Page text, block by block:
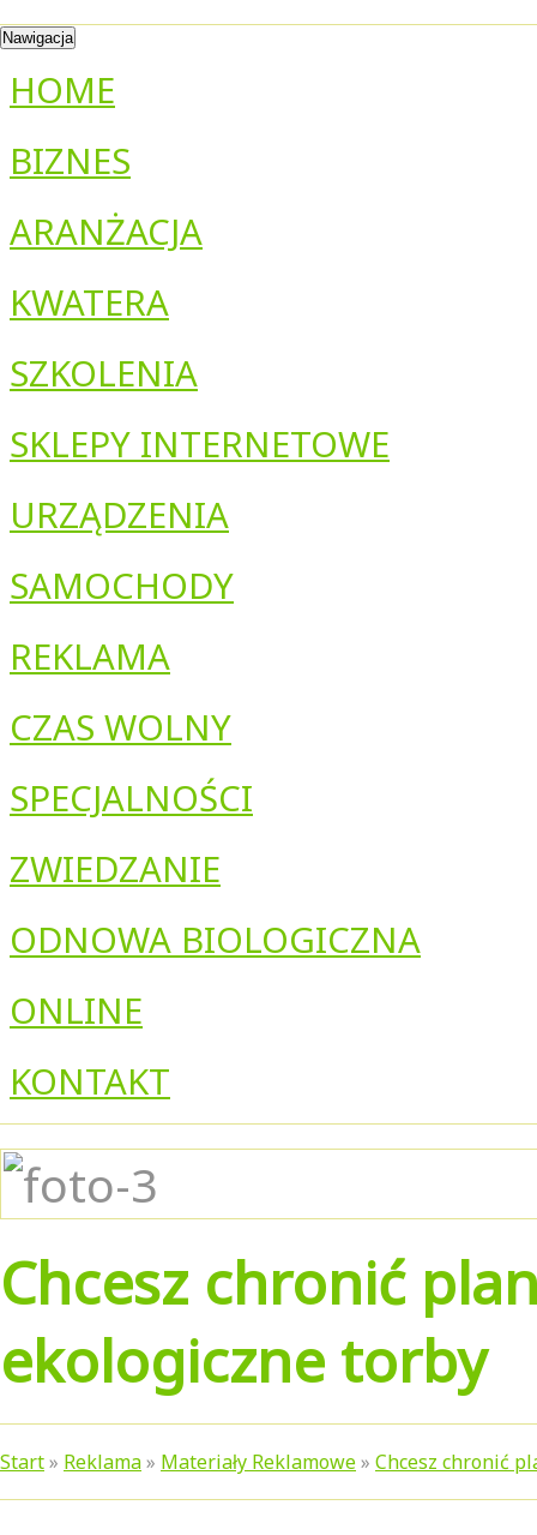
Nawigacja
HOME
BIZNES
ARANŻACJA
KWATERA
SZKOLENIA
SKLEPY INTERNETOWE
URZĄDZENIA
SAMOCHODY
REKLAMA
CZAS WOLNY
SPECJALNOŚCI
ZWIEDZANIE
ODNOWA BIOLOGICZNA
ONLINE
KONTAKT
Chcesz chronić
ekologiczne torby
Start» Reklama» Materiały Reklamowe» Chcesz chronić